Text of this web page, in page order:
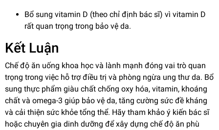
Bổ sung vitamin D (theo chỉ định bác sĩ) vì vitamin D
rất quan trọng trong bảo vệ da.
Kết Luận
Chế độ ăn uống khoa học và lành mạnh đóng vai trò quan
trọng trong việc hỗ trợ điều trị và phòng ngừa ung thư da. Bổ
sung thực phẩm giàu chất chống oxy hóa, vitamin, khoáng
chất và omega-3 giúp bảo vệ da, tăng cường sức đề kháng
và cải thiện sức khỏe tổng thể. Hãy tham khảo ý kiến bác sĩ
hoặc chuyên gia dinh dưỡng để xây dựng chế độ ăn phù